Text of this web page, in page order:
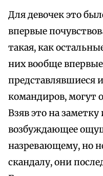
Для девочек это
впервые
такая, как
них вообще
командиров, могут
Взяв это на
возбуждающее
назревающему, но
скандалу, они